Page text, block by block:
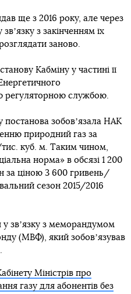
ще з 2016 року, але через
звʼязку з закінченням їх
заново.
Кабміну у частині її
регуляторною службою.
постанова зобовʼязала НАК
природний газ за
куб. м. Таким чином,
норма» в обсязі 1 200
за ціною 3 600 гривень/
сезон 2015/2016
у звʼязку з меморандумом
(МВФ), який зобовʼязував
Міністрів про
газу для абонентів без